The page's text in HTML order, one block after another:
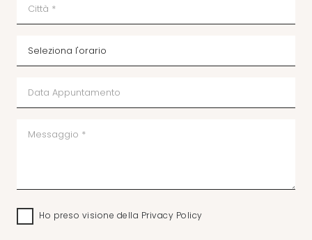
Ho preso visione della Privacy Policy